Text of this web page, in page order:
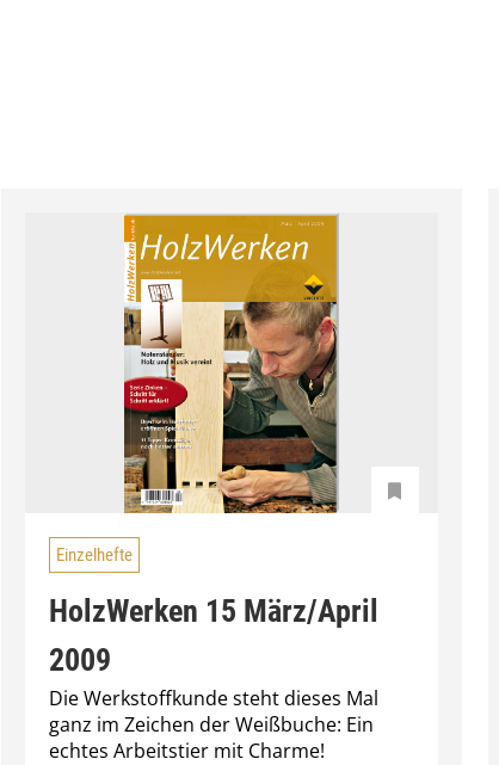
Einzelhefte
HolzWerken 15 März/April
2009
Die Werkstoffkunde steht dieses Mal
ganz im Zeichen der Weißbuche: Ein
echtes Arbeitstier mit Charme!